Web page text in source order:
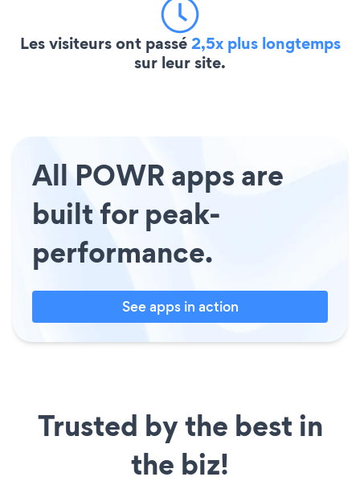
Les visiteurs ont passé2,5x plus longtemps
sur leur site.
All POWR apps are
built for peak-
performance.
See apps in action
Trusted by the best in
the biz!